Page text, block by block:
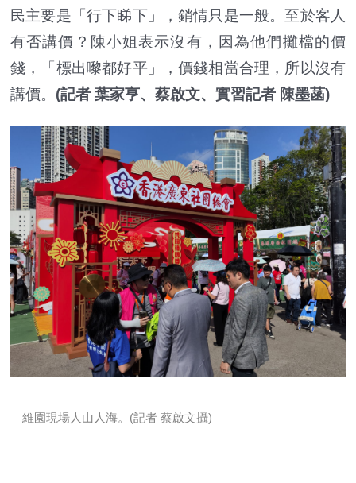
民主要是「行下睇下」，銷情只是一般。至於客人
有否講價？陳小姐表示沒有，因為他們攤檔的價
錢，「標出嚟都好平」，價錢相當合理，所以沒有
講價。 (記者 葉家亨、蔡啟文、實習記者 陳墨菡)
維園現場人山人海。(記者 蔡啟文攝)